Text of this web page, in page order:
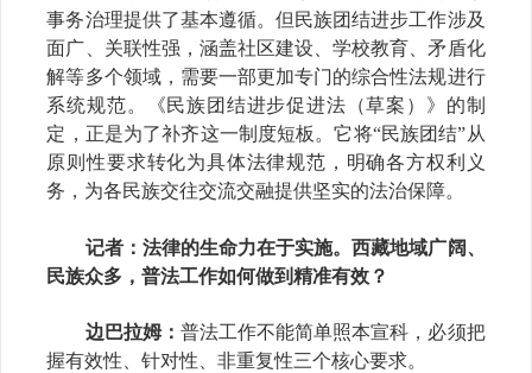
事务治理提供了基本遵循。但民族团结进步工作涉及
面广、关联性强，涵盖社区建设、学校教育、矛盾化
解等多个领域，需要一部更加专门的综合性法规进行
系统规范。《民族团结进步促进法（草案）》的制
定，正是为了补齐这一制度短板。它将“民族团结”从
原则性要求转化为具体法律规范，明确各方权利义
务，为各民族交往交流交融提供坚实的法治保障。
记者：法律的生命力在于实施。西藏地域广阔、
民族众多，普法工作如何做到精准有效？
边巴拉姆： 普法工作不能简单照本宣科，必须把
握有效性、针对性、非重复性三个核心要求。